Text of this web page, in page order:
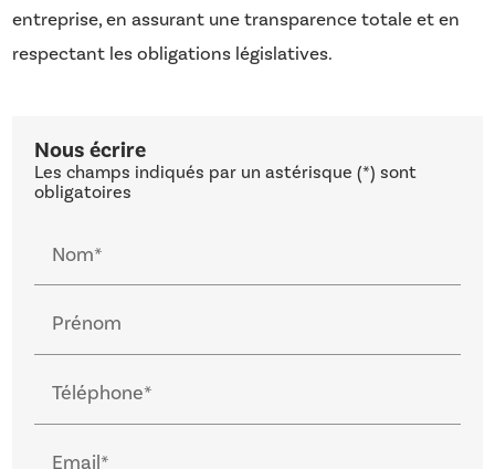
entreprise, en assurant une transparence totale et en
respectant les obligations législatives.
Nous écrire
Les champs indiqués par un astérisque (*) sont
obligatoires
Nom*
Prénom
Téléphone*
Email*